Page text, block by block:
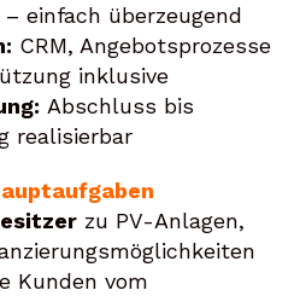
einfach überzeugend
CRM, Angebotsprozesse
inklusive
Abschluss bis
realisierbar
zu PV-Anlagen,
Kunden vom